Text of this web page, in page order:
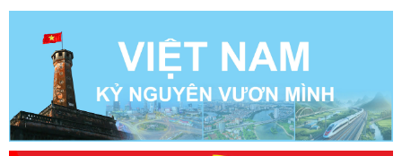
thực hiện có hiệu quả các nội dung, ...